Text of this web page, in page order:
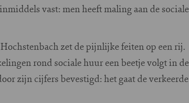
vast: men heeft maling aan de sociale
zet de pijnlijke feiten op een rij.
rond sociale huur een beetje volgt in de
zijn cijfers bevestigd: het gaat de verkeerde